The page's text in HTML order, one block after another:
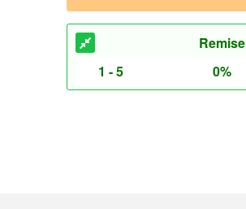
Remise
1 - 5
0%